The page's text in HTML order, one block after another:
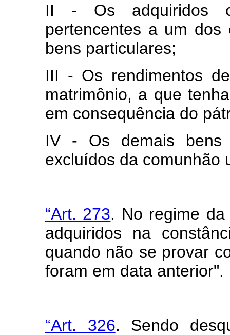
II - Os adquiridos
pertencentes a um dos
bens particulares;
III - Os rendimentos
matrimônio, a que
em consequência do
IV - Os demais bens
excluídos da comunhão
“Art. 273. No regime da
adquiridos na
quando não se provar
foram em data anterior".
“Art. 326. Sendo